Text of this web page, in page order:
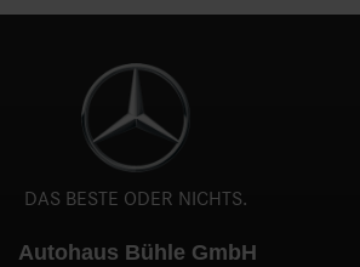
DAS BESTE ODER NICHTS.
Autohaus Bühle GmbH